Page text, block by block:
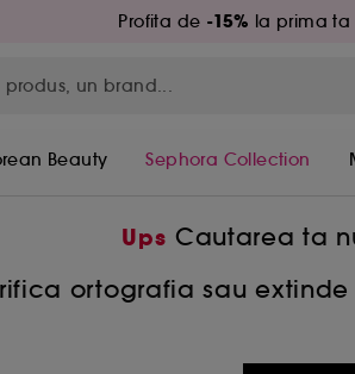
Profita de -15% la prima
Beauty Sephora Collection
Ups Cautarea ta
ortografia sau